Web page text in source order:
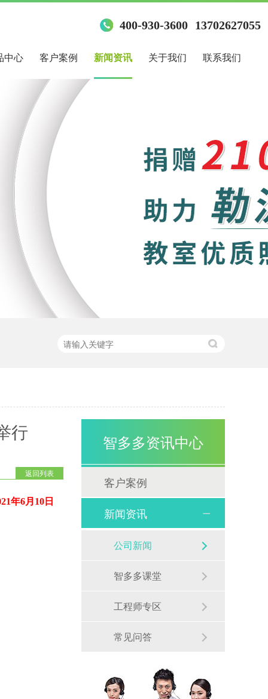
400-930-3600 13702627055
中心 客户案例 新闻资讯 关于我们 联系我们
行
返回列表
年6月10日
智多多资讯中心
客户案例
新闻资讯
公司新闻
智多多课堂
工程师专区
常见问答